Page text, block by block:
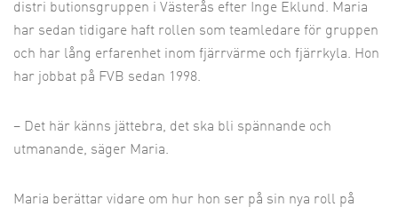
distri butions­gruppen i Västerås efter Inge Eklund. Maria
har sedan tidigare haft rollen som teamledare för gruppen
och har lång erfarenhet inom fjärrvärme och fjärrkyla. Hon
har jobbat på FVB sedan 1998.
– Det här känns jättebra, det ska bli spännande och
utmanande, säger Maria.
Maria berättar vidare om hur hon ser på sin nya roll på